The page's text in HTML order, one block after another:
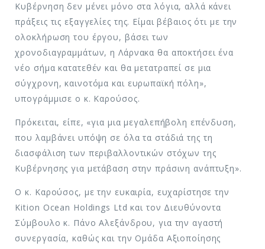
Κυβέρνηση δεν μένει μόνο στα λόγια, αλλά κάνει
πράξεις τις εξαγγελίες της. Είμαι βέβαιος ότι με την
ολοκλήρωση του έργου, βάσει των
χρονοδιαγραμμάτων, η Λάρνακα θα αποκτήσει ένα
νέο σήμα κατατεθέν και θα μετατραπεί σε μια
σύγχρονη, καινοτόμα και ευρωπαϊκή πόλη»,
υπογράμμισε ο κ. Καρούσος.
Πρόκειται, είπε, «για μια μεγαλεπήβολη επένδυση,
που λαμβάνει υπόψη σε όλα τα στάδιά της τη
διασφάλιση των περιβαλλοντικών στόχων της
Κυβέρνησης για μετάβαση στην πράσινη ανάπτυξη».
Ο κ. Καρούσος, με την ευκαιρία, ευχαρίστησε την
Kition Ocean Holdings Ltd και τον Διευθύνοντα
Σύμβουλο κ. Πάνο Αλεξάνδρου, για την αγαστή
συνεργασία, καθώς και την Ομάδα Αξιοποίησης